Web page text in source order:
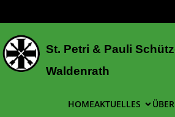
St. Petri & Pauli
Waldenrath
HOMEAKTUELLES